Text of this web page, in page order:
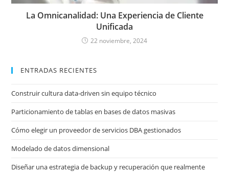
La Omnicanalidad: Una Experiencia de Cliente
Unificada
22 noviembre, 2024
ENTRADAS RECIENTES
Construir cultura data-driven sin equipo técnico
Particionamiento de tablas en bases de datos masivas
Cómo elegir un proveedor de servicios DBA gestionados
Modelado de datos dimensional
Diseñar una estrategia de backup y recuperación que realmente